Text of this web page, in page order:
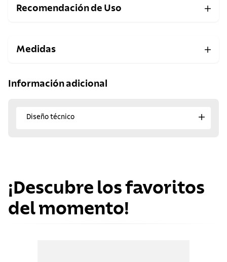
Recomendación de Uso
Medidas
Información adicional
Diseño técnico
¡Descubre los favoritos
del momento!